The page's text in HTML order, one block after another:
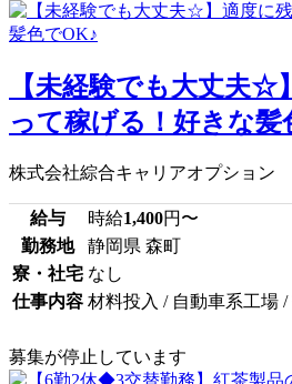
【未経験でも大丈夫☆
って稼げる！好きな髪
株式会社綜合キャリアオプション
給与 時給1,400円〜
勤務地
静岡県 森町
寮・社宅 なし
仕事内容 材料投入 / 自動車系工場 /
募集が停止しています